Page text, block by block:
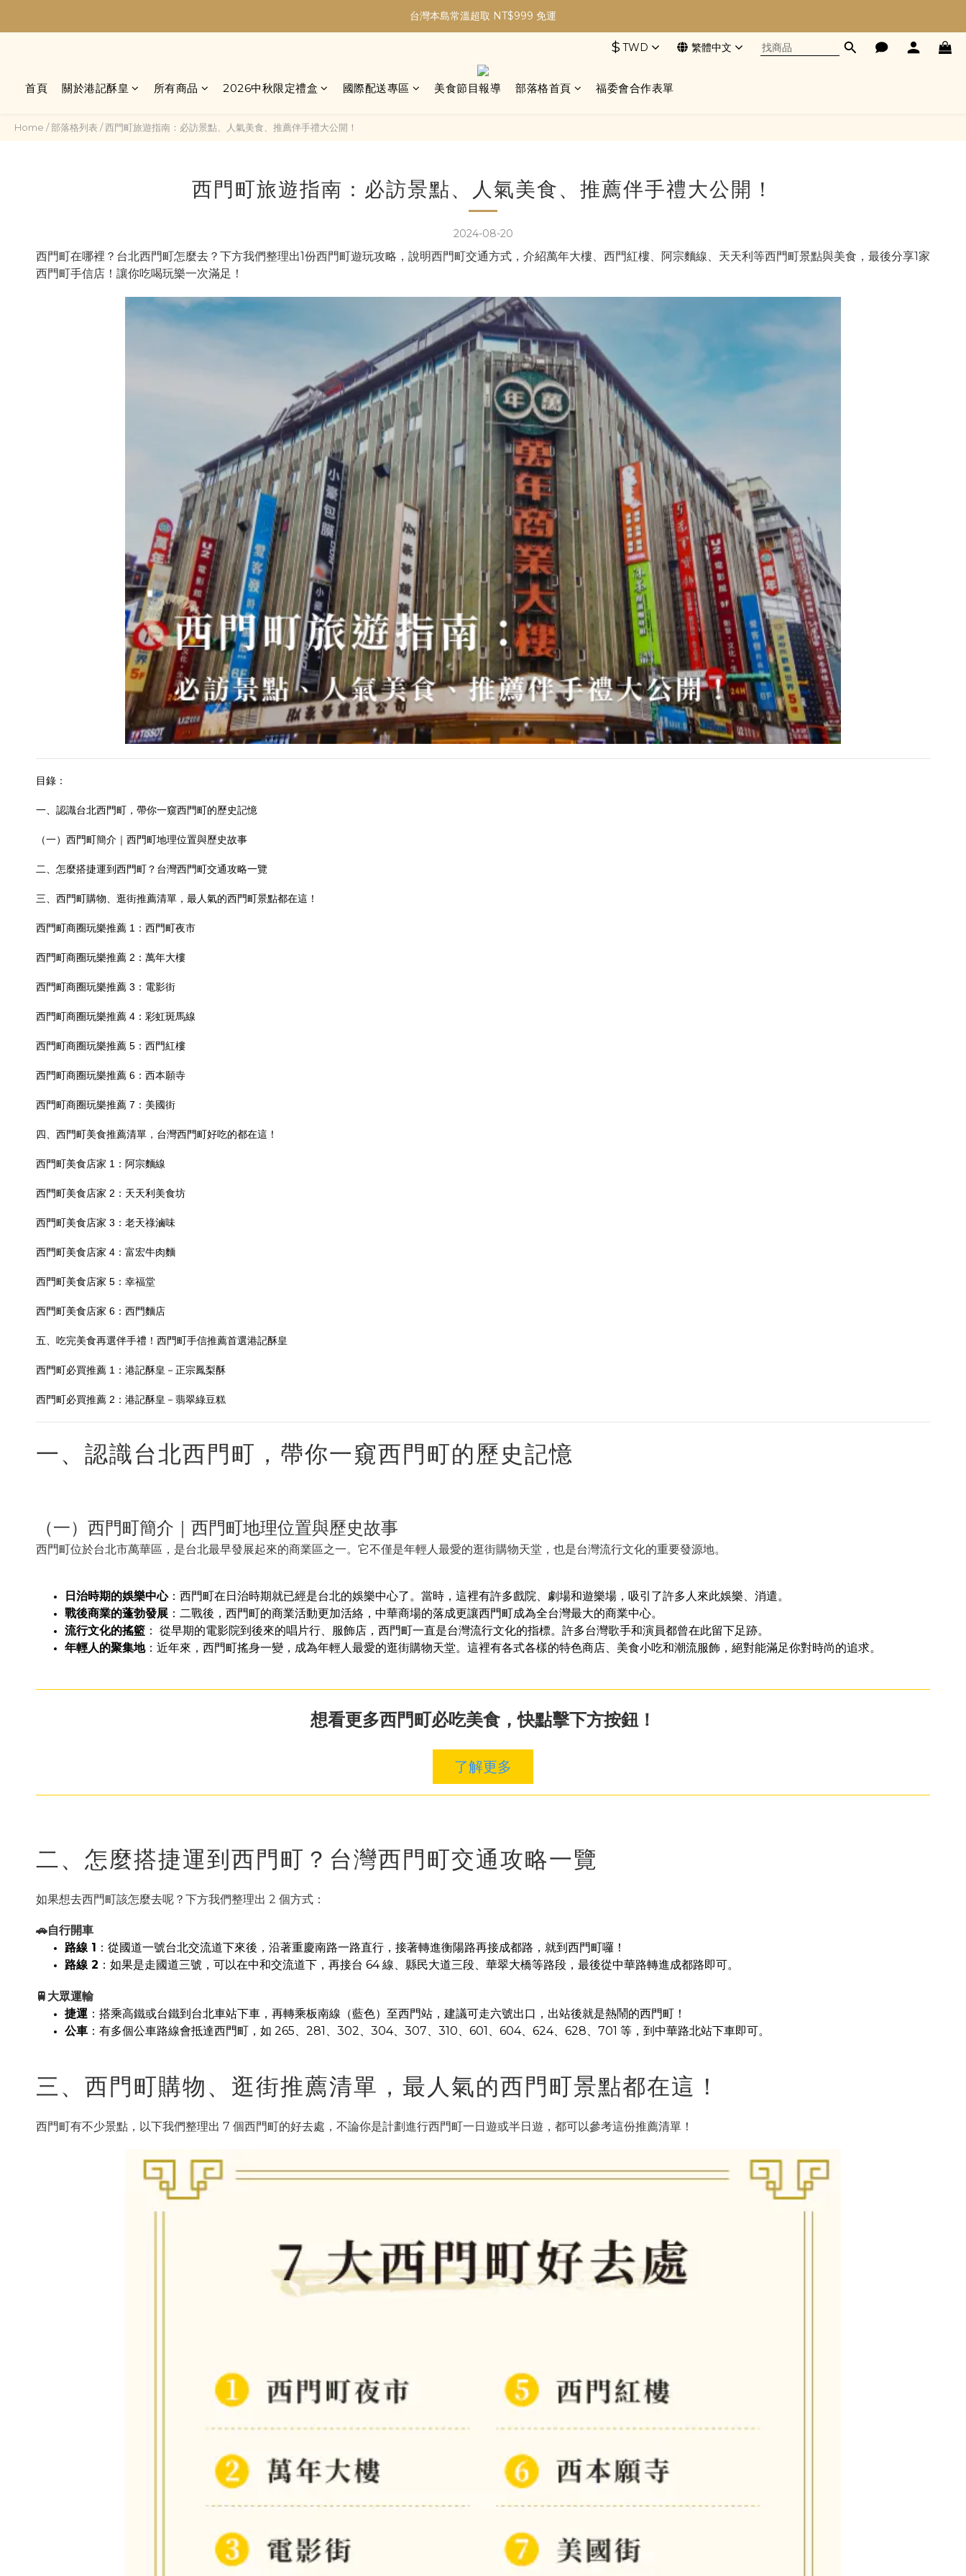
加入會員現折30元購物金｜最高5%購物金無上限！
台灣本島常溫超取 NT$999 免運
$ TWD 繁體中文
首頁 關於港記酥皇 所有商品 2026中秋限定禮盒 國際配送專區 美食節目報導 部落格首頁 福委會合作表單
Home /部落格列表 /西門町旅遊指南：必訪景點、人氣美食、推薦伴手禮大公開！
西門町旅遊指南：必訪景點、人氣美食、推薦伴手禮大公開！
2024-08-20
西門町在哪裡？台北西門町怎麼去？下方我們整理出1份西門町遊玩攻略，說明西門町交通方式，介紹萬年大樓、西門紅樓、阿宗麵線、天天利等西門町景點與美食，最後分享1家
西門町手信店！讓你吃喝玩樂一次滿足！
目錄：
一、認識台北西門町，帶你一窺西門町的歷史記憶
（一）西門町簡介｜西門町地理位置與歷史故事
二、怎麼搭捷運到西門町？台灣西門町交通攻略一覽
三、西門町購物、逛街推薦清單，最人氣的西門町景點都在這！
西門町商圈玩樂推薦 1：西門町夜市
西門町商圈玩樂推薦 2：萬年大樓
西門町商圈玩樂推薦 3：電影街
西門町商圈玩樂推薦 4：彩虹斑馬線
西門町商圈玩樂推薦 5：西門紅樓
西門町商圈玩樂推薦 6：西本願寺
西門町商圈玩樂推薦 7：美國街
四、西門町美食推薦清單，台灣西門町好吃的都在這！
西門町美食店家 1：阿宗麵線
西門町美食店家 2：天天利美食坊
西門町美食店家 3：老天祿滷味
西門町美食店家 4：富宏牛肉麵
西門町美食店家 5：幸福堂
西門町美食店家 6：西門麵店
五、吃完美食再選伴手禮！西門町手信推薦首選港記酥皇
西門町必買推薦 1：港記酥皇－正宗鳳梨酥
西門町必買推薦 2：港記酥皇－翡翠綠豆糕
一、認識台北西門町，帶你一窺西門町的歷史記憶
（一）西門町簡介｜西門町地理位置與歷史故事
西門町位於台北市萬華區，是台北最早發展起來的商業區之一。它不僅是年輕人最愛的逛街購物天堂，也是台灣流行文化的重要發源地。
日治時期的娛樂中心：西門町在日治時期就已經是台北的娛樂中心了。當時，這裡有許多戲院、劇場和遊樂場，吸引了許多人來此娛樂、消遣。
戰後商業的蓬勃發展 ：二戰後，西門町的商業活動更加活絡，中華商場的落成更讓西門町成為全台灣最大的商業中心。
流行文化的搖籃 ： 從早期的電影院到後來的唱片行、服飾店，西門町一直是台灣流行文化的指標。許多台灣歌手和演員都曾在此留下足跡。
年輕人的聚集地：近年來，西門町搖身一變，成為年輕人最愛的逛街購物天堂。這裡有各式各樣的特色商店、美食小吃和潮流服飾，絕對能滿足你對時尚的追求。
想看更多西門町必吃美食，快點擊下方按鈕！
了解更多
二、怎麼搭捷運到西門町？台灣西門町交通攻略一覽
如果想去西門町該怎麼去呢？下方我們整理出 2 個方式：
🚗自行開車
路線 1 ：從國道一號台北交流道下來後，沿著重慶南路一路直行，接著轉進衡陽路再接成都路，就到西門町囉！
路線 2 ：如果是走國道三號，可以在中和交流道下，再接台 64 線、縣民大道三段、華翠大橋等路段，最後從中華路轉進成都路即可。
🚆大眾運輸
捷運 ：搭乘高鐵或台鐵到台北車站下車，再轉乘板南線（藍色）至西門站，建議可走六號出口，出站後就是熱鬧的西門町！
公車 ：有多個公車路線會抵達西門町，如 265、281、302、304、307、310、601、604、624、628、701 等，到中華路北站下車即可。
三、西門町購物、逛街推薦清單，最人氣的西門町景點都在這！
西門町有不少景點，以下我們整理出 7 個西門町的好去處，不論你是計劃進行西門町一日遊或半日遊，都可以參考這份推薦清單！